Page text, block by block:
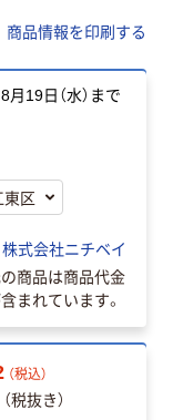
商品情報を印刷する
19日（水）まで
株式会社ニチベイ
商品は商品代金
まれています。
（税込）
税抜き）